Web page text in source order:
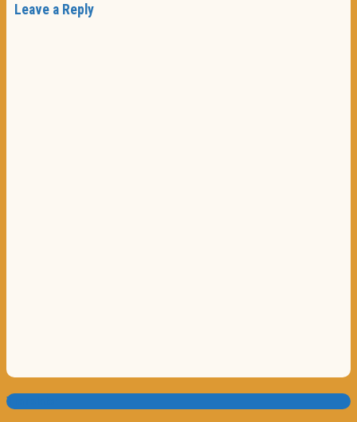
Leave a Reply
Translate: